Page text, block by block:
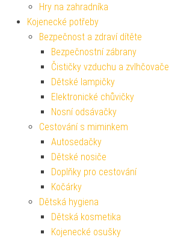
Hry na zahradníka
Kojenecké potřeby
Bezpečnost a zdraví dítěte
Bezpečnostní zábrany
Čističky vzduchu a zvlhčovače
Dětské lampičky
Elektronické chůvičky
Nosní odsávačky
Cestování s miminkem
Autosedačky
Dětské nosiče
Doplňky pro cestování
Kočárky
Dětská hygiena
Dětská kosmetika
Kojenecké osušky